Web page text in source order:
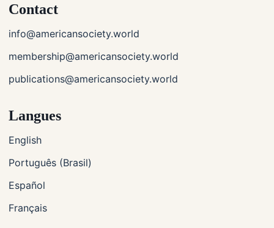
Contact
info@americansociety.world
membership@americansociety.world
publications@americansociety.world
Langues
English
Português (Brasil)
Español
Français